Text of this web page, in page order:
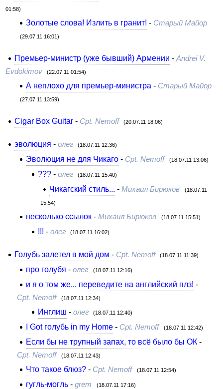
01:58)
Золотые слова! Излить в гранит! - Старый Майор
(29.07.11 16:01)
Премьер-министр (уже бывший) Армении - Andrei V.
Evdokimov
(22.07.11 01:54)
А неплохо для премьер-министра - Старый Майор
(27.07.11 13:59)
Cigar Box Guitar- Cpt. Nemoff (20.07.11 18:06)
эволюция - олег (18.07.11 12:36)
Эволюция не для Чикаго - Cpt. Nemoff (18.07.11 13:06)
???- олег (18.07.11 15:40)
Чикагский стиль... - Михаил Бирюков (18.07.11
15:54)
несколько ссылок -Михаил Бирюков (18.07.11 15:51)
!!! - олег (18.07.11 16:02)
Голубь залетел в мой дом - Cpt. Nemoff (18.07.11 11:39)
про голубя -олег (18.07.11 12:16)
и я о том же... переведите на английский плз! -
Cpt. Nemoff (18.07.11 12:34)
Инглиш - олег (18.07.11 12:40)
I Got голубь in my Home - Cpt. Nemoff (18.07.11 12:42)
Если бы не трупный запах, то всё было бы ОК -
Cpt. Nemoff (18.07.11 12:43)
Что такое блюз? - Cpt. Nemoff (18.07.11 12:54)
гугль-могль -grem (18.07.11 17:16)